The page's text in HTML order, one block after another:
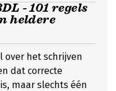
- 101 regels
heldere
over het schrijven
dat correcte
maar slechts één